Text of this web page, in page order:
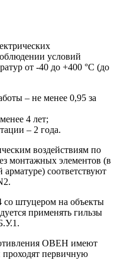
условий
от -40 до +400 °С (до
– не менее 0,95 за
4 лет;
– 2 года.
воздействиям по
монтажных элементов (в
соответствуют
штуцером на объекты
применять гильзы
ОВЕН имеют
проходят первичную